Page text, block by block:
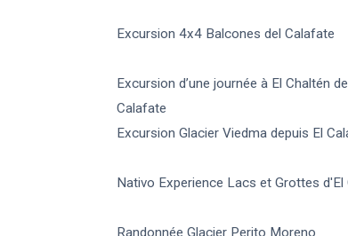
Excursion 4x4 Balcones del Calafate
Excursion d’une journée à El Chaltén
Calafate
Excursion Glacier Viedma depuis El
Nativo Experience Lacs et Grottes d'El
Randonnée Glacier Perito Moreno